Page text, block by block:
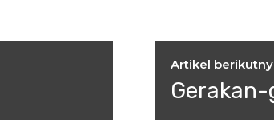
Artikel